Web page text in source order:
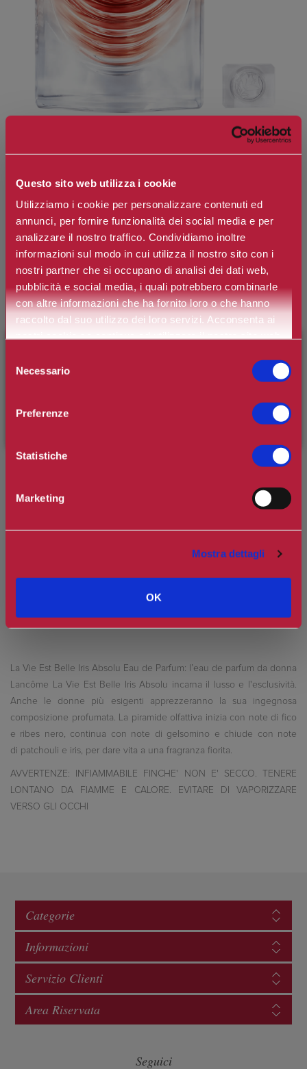
Questo sito web utilizza i cookie
Utilizziamo i cookie per personalizzare contenuti ed
annunci, per fornire funzionalità dei social media e per
analizzare il nostro traffico. Condividiamo inoltre
informazioni sul modo in cui utilizza il nostro sito con i
nostri partner che si occupano di analisi dei dati web,
pubblicità e social media, i quali potrebbero combinarle
con altre informazioni che ha fornito loro o che hanno
raccolto dal suo utilizzo dei loro servizi. Acconsenta ai
nostri cookie se continua ad utilizzare il nostro sito web.
delNecessario
Preferenze
Statistiche
Marketing
Mostra dettagli
OK
Parfum
Marchio: Lancôme
3614273922951
Disponibilità: Si
Ottieni 7 punti Camilleri Fidelity Card -
Regolamento
La Vie Est Belle Iris Absolu Eau de Parfum: l’eau de parfum da donna
Lancôme La Vie Est Belle Iris Absolu incarna il lusso e l'esclusività.
Anche le donne più esigenti apprezzeranno la sua ingegnosa
composizione profumata. La piramide olfattiva inizia con note di fico
e ribes nero, continua con note di gelsomino e chiude con note
di patchouli e iris, per dare vita a una fragranza fiorita.
AVVERTENZE: INFIAMMABILE FINCHE' NON E' SECCO. TENERE
LONTANO DA FIAMME E CALORE. EVITARE DI VAPORIZZARE
VERSO GLI OCCHI
Categorie
Informazioni
Servizio Clienti
Area Riservata
Seguici
e usufruisci dello
inserendo il codice